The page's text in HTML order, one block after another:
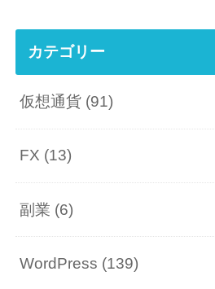
カテゴリー
仮想通貨 (91)
FX (13)
副業 (6)
WordPress (139)